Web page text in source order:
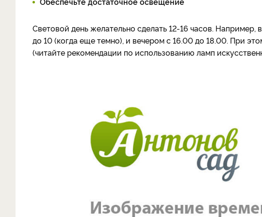
Световой день желательно сделать 12-16 часов.
до 10 (когда еще темно), и вечером с 16.00 до 18.00. При
(читайте рекомендации по использованию ламп